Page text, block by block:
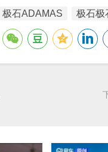
极石ADAMAS 极石极